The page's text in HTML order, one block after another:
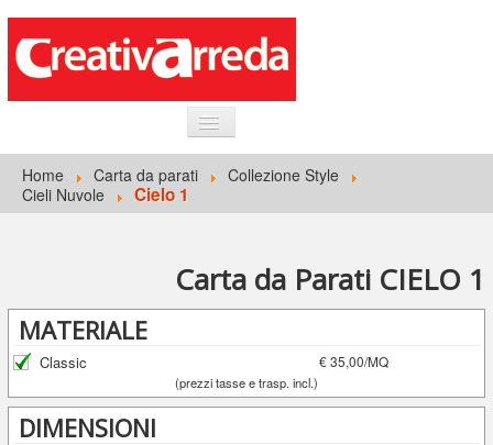
HOME
INFORMAZIONI GENERALI
Home Carta da parati
Collezione Style
Cieli Nuvole
Cielo 1
Carta da Parati CIELO 1
MATERIALE
Classic € 35,00/MQ
(prezzi tasse e trasp. incl.)
DIMENSIONI